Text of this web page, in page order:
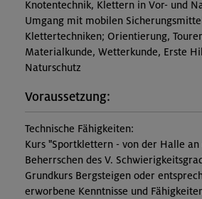
Knotentechnik, Klettern in Vor- und
Umgang mit mobilen
Klettertechniken; Orientierung,
Materialkunde, Wetterkunde, Erste
Naturschutz
Voraussetzung:
Technische Fähigkeiten:
Kurs "Sportklettern - von der Halle
Beherrschen des V.
Grundkurs Bergsteigen oder
erworbene Kenntnisse und